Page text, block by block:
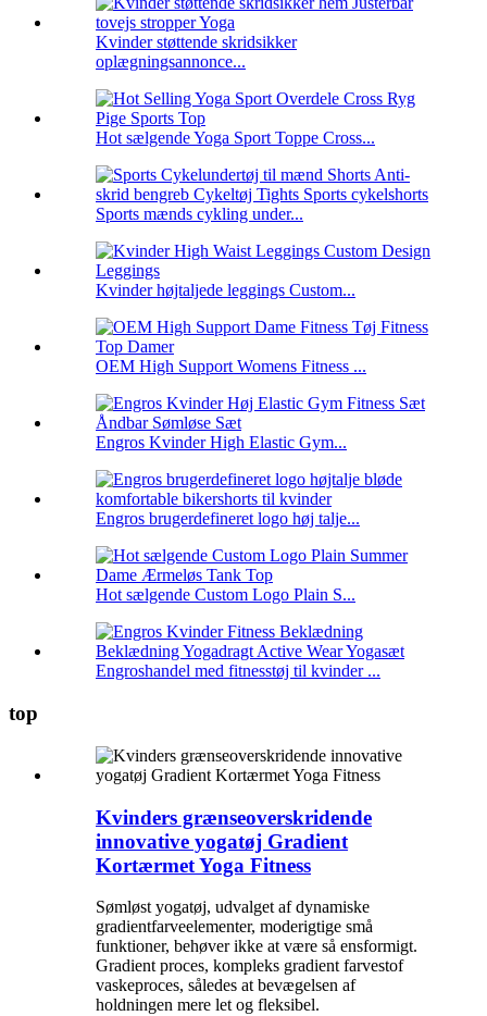
Kvinder støttende skridsikker
oplægningsannonce...
Hot sælgende Yoga Sport Toppe Cross...
Sports mænds cykling under...
Kvinder højtaljede leggings Custom...
OEM High Support Womens Fitness ...
Engros Kvinder High Elastic Gym...
Engros brugerdefineret logo høj talje...
Hot sælgende Custom Logo Plain S...
Engroshandel med fitnesstøj til kvinder ...
top
Kvinders grænseoverskridende
innovative yogatøj Gradient
Kortærmet Yoga Fitness
Sømløst yogatøj, udvalget af dynamiske
gradientfarveelementer, moderigtige små
funktioner, behøver ikke at være så ensformigt.
Gradient proces, kompleks gradient farvestof
vaskeproces, således at bevægelsen af ​​
holdningen mere let og fleksibel.